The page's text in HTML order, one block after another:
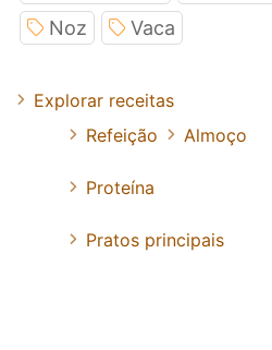
Noz
Vaca
Explorar receitas
Refeição
Almoço
Proteína
Pratos principais